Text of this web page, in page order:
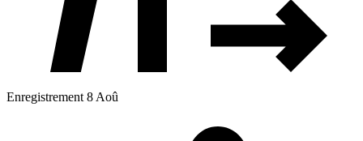
Enregistrement 8 Aoû